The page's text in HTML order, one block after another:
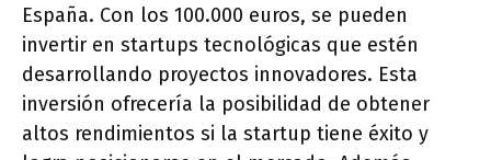
España. Con los 100.000 euros, se pueden
invertir en startups tecnológicas que estén
desarrollando proyectos innovadores. Esta
inversión ofrecería la posibilidad de obtener
altos rendimientos si la startup tiene éxito y